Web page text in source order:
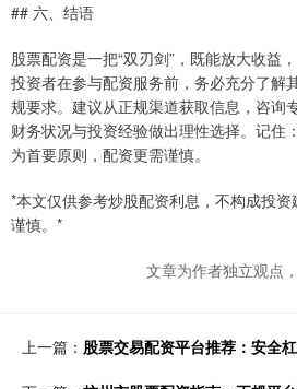
## 六、结语
股票配资是一把“双刃剑”，既能放大收益
投资者在参与配资服务前，务必充分了解
规要求。建议从正规渠道获取信息，咨询
财务状况与投资经验做出理性选择。记住
为首要原则，配资更需谨慎。
*本文仅供参考炒股配资利息，不构成投
谨慎。*
文章为作者独立观点
上一篇： 股票交易配资平台推荐：安全